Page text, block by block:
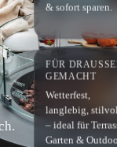
Impressum
Copyright ©
& sofort sparen.
FÜR DRAUSSEN
EMACHT
Wetterfest,
langlebig,
– ideal für
Garten &